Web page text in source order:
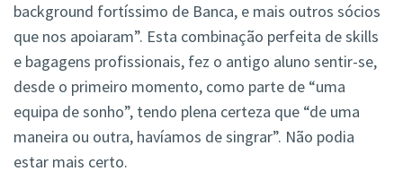
background fortíssimo de Banca, e mais outros sócios
que nos apoiaram”. Esta combinação perfeita de skills
e bagagens profissionais, fez o antigo aluno sentir-se,
desde o primeiro momento, como parte de “uma
equipa de sonho”, tendo plena certeza que “de uma
maneira ou outra, havíamos de singrar”. Não podia
estar mais certo.